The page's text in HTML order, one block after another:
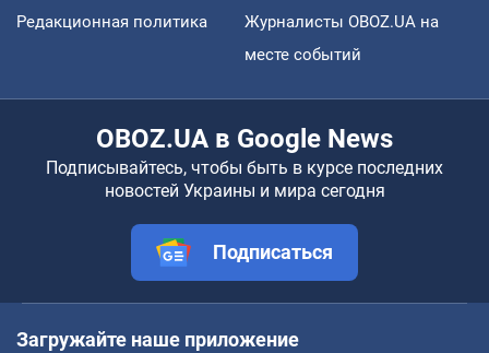
Редакционная политика
Журналисты OBOZ.UA на
месте событий
OBOZ.UA в Google News
Подписывайтесь, чтобы быть в курсе последних
новостей Украины и мира сегодня
Подписаться
Загружайте наше приложение